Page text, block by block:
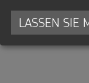
LASSEN SIE